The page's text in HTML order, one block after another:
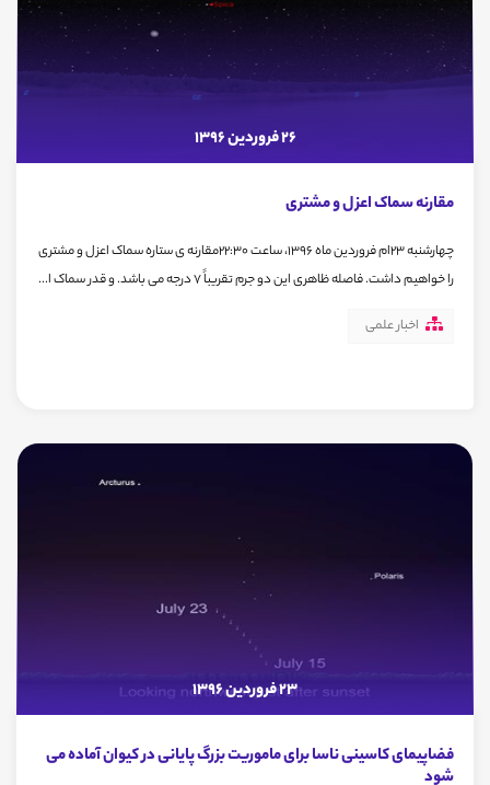
26 فروردین 1396
مقارنه سماک اعزل و مشتری
چهارشنبه 23ام فروردین ماه 1396، ساعت 22:30مقارنه ی ستاره سماک اعزل و مشتری
را خواهیم داشت. فاصله ظاهری این دو جرم تقریباً 7 درجه می باشد. و قدر سماک ا...
اخبار علمی
23 فروردین 1396
فضاپیمای کاسینی ناسا برای ماموریت بزرگ پایانی در کیوان آماده می
شود